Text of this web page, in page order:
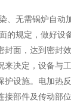
、无需锅炉自动
规定，做好设
面，达到密封
决定，设备与
设施。电加热
部件及传动部